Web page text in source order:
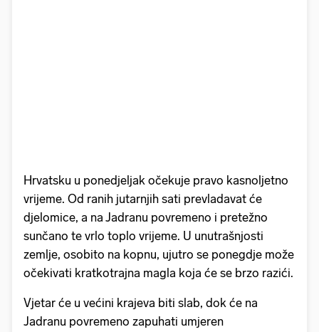
Hrvatsku u ponedjeljak očekuje pravo kasnoljetno
vrijeme. Od ranih jutarnjih sati prevladavat će
djelomice, a na Jadranu povremeno i pretežno
sunčano te vrlo toplo vrijeme. U unutrašnjosti
zemlje, osobito na kopnu, ujutro se ponegdje može
očekivati kratkotrajna magla koja će se brzo razići.
Vjetar će u većini krajeva biti slab, dok će na
Jadranu povremeno zapuhati umjeren